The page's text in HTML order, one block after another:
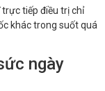
tiếp điều trị chỉ
khác trong suốt quá
ngày